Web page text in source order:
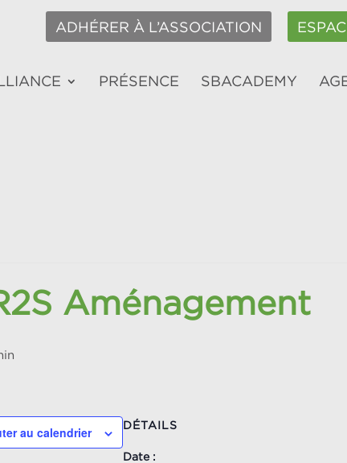
ADHÉRER À L’ASSOCIATION
PRÉSENCE SBACADEMY
Aménagement
au calendrier DÉTAILS
Date :